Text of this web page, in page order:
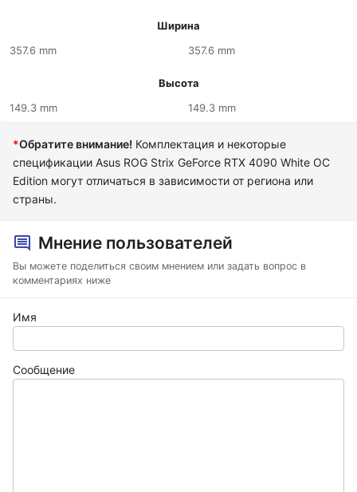
Ширина
357.6 mm
357.6 mm
Высота
149.3 mm
149.3 mm
*Обратите внимание! Комплектация и некоторые
спецификации Asus ROG Strix GeForce RTX 4090 White OC
Edition могут отличаться в зависимости от региона или
страны.
Мнение пользователей
Вы можете поделиться своим мнением или задать вопрос в
комментариях ниже
Имя
Сообщение